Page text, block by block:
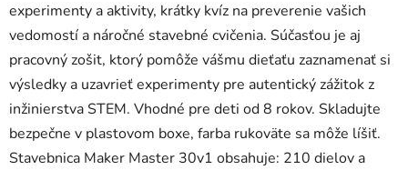
experimenty a aktivity, krátky kvíz na preverenie vašich
vedomostí a náročné stavebné cvičenia. Súčasťou je aj
pracovný zošit, ktorý pomôže vášmu dieťaťu zaznamenať si
výsledky a uzavrieť experimenty pre autentický zážitok z
inžinierstva STEM. Vhodné pre deti od 8 rokov. Skladujte
bezpečne v plastovom boxe, farba rukoväte sa môže líšiť.
Stavebnica Maker Master 30v1 obsahuje: 210 dielov a